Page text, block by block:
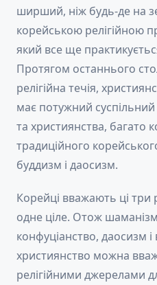
ширший, ніж будь-де на
корейською релігійною
який все ще
Протягом останнього
релігійна течія,
має потужний
та християнства, багато
традиційного
буддизм і даосизм.
Корейці вважають ці три
одне ціле. Отож
конфуціанство, даосизм і
християнство можна
релігійними джерелами